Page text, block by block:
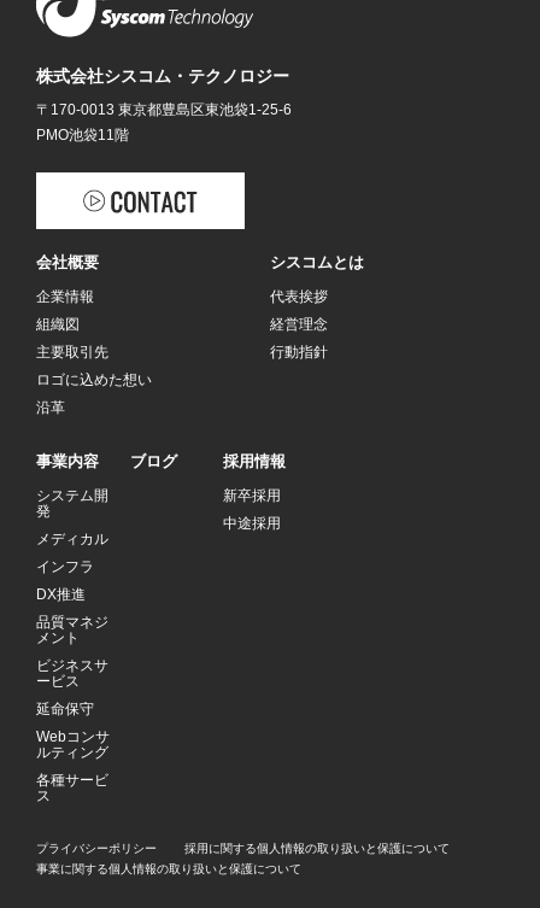
株式会社シスコム・テクノロジー
〒170-0013 東京都豊島区東池袋1-25-6
PMO池袋11階
会社概要
企業情報
組織図
主要取引先
ロゴに込めた想い
沿革
シスコムとは
代表挨拶
経営理念
行動指針
事業内容
システム開
発
メディカル
インフラ
DX推進
品質マネジ
メント
ビジネスサ
ービス
延命保守
Webコンサ
ルティング
各種サービ
ス
ブログ 採用情報
新卒採用
中途採用
プライバシーポリシー
採用に関する個人情報の取り扱いと保護について
事業に関する個人情報の取り扱いと保護について